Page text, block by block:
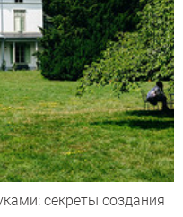
секреты создания